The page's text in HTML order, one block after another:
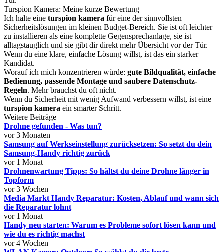
Turspion Kamera: Meine kurze Bewertung
Ich halte eine turspion kamera für eine der sinnvollsten
Sicherheitslösungen im kleinen Budget-Bereich. Sie ist oft leichter
zu installieren als eine komplette Gegensprechanlage, sie ist
alltagstauglich und sie gibt dir direkt mehr Übersicht vor der Tür.
Wenn du eine klare, einfache Lösung willst, ist das ein starker
Kandidat.
Worauf ich mich konzentrieren würde: gute Bildqualität, einfache
Bedienung, passende Montage und saubere Datenschutz-
Regeln. Mehr brauchst du oft nicht.
Wenn du Sicherheit mit wenig Aufwand verbessern willst, ist eine
turspion kamera ein smarter Schritt.
Weitere Beiträge
Drohne gefunden - Was tun?
vor 3 Monaten
Samsung auf Werkseinstellung zurücksetzen: So setzt du dein
Samsung-Handy richtig zurück
vor 1 Monat
Drohnenwartung Tipps: So hältst du deine Drohne länger in
Topform
vor 3 Wochen
Media Markt Handy Reparatur: Kosten, Ablauf und wann sich
die Reparatur lohnt
vor 1 Monat
Handy neu starten: Warum es Probleme sofort lösen kann und
wie du es richtig machst
vor 4 Wochen